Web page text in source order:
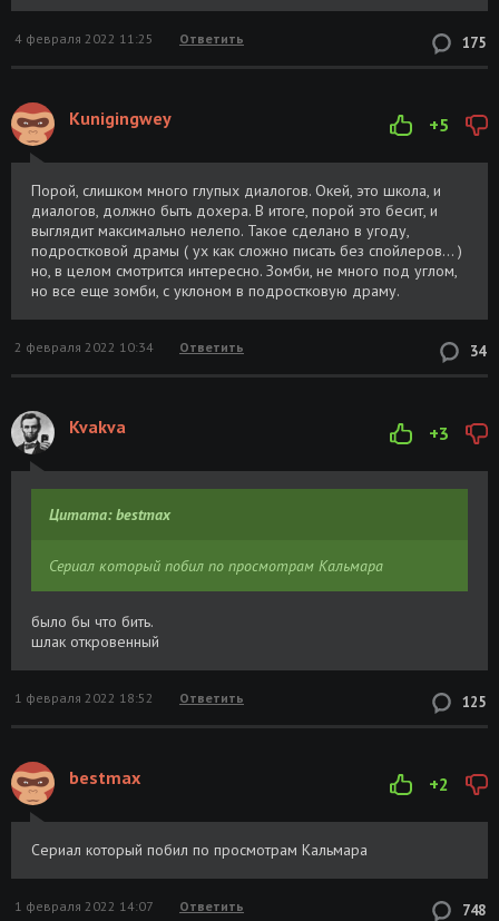
175
4 февраля 2022 11:25 Ответить
+5
Kunigingwey
Порой, слишком много глупых диалогов. Окей, это школа, и
диалогов, должно быть дохера. В итоге, порой это бесит, и
выглядит максимально нелепо. Такое сделано в угоду,
подростковой драмы ( ух как сложно писать без спойлеров... )
но, в целом смотрится интересно. Зомби, не много под углом,
но все еще зомби, с уклоном в подростковую драму.
34
2 февраля 2022 10:34 Ответить
+3
Kvakva
Цитата: bestmax
Сериал который побил по просмотрам Кальмара
было бы что бить.
шлак откровенный
125
1 февраля 2022 18:52 Ответить
+2
bestmax
Сериал который побил по просмотрам Кальмара
748
1 февраля 2022 14:07 Ответить